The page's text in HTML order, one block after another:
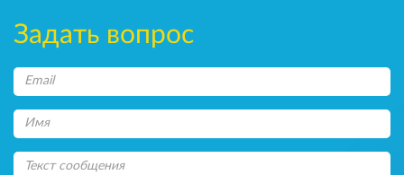
Задать вопрос